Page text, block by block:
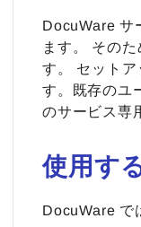
DocuWare サ
ます。 その
す。 セット
す。既存のユ
のサービス専
使用す
DocuWare で